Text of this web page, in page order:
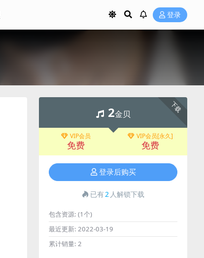
登录
下载
2金贝
VIP会员
免费
VIP会员[永久]
免费
登录后购买
已有2 人解锁下载
包含资源: (1个)
最近更新: 2022-03-19
累计销量: 2